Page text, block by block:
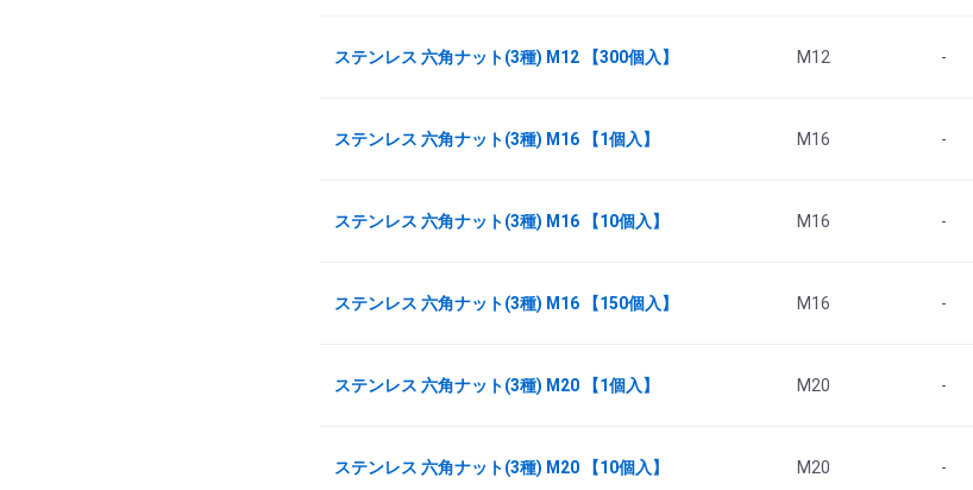
ステンレス 六角ナット(3種) M12 【300個入】 M12 -
ステンレス 六角ナット(3種) M16 【1個入】 M16 -
ステンレス 六角ナット(3種) M16 【10個入】 M16 -
ステンレス 六角ナット(3種) M16 【150個入】 M16 -
ステンレス 六角ナット(3種) M20 【1個入】 M20 -
ステンレス 六角ナット(3種) M20 【10個入】 M20 -